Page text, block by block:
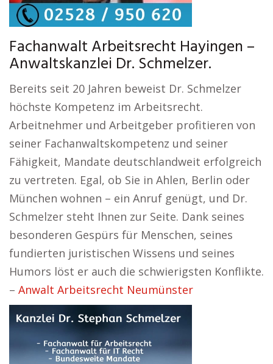
Fachanwalt Arbeitsrecht Hayingen –
Anwaltskanzlei Dr. Schmelzer.
Bereits seit 20 Jahren beweist Dr. Schmelzer
höchste Kompetenz im Arbeitsrecht.
Arbeitnehmer und Arbeitgeber profitieren von
seiner Fachanwaltskompetenz und seiner
Fähigkeit, Mandate deutschlandweit erfolgreich
zu vertreten. Egal, ob Sie in Ahlen, Berlin oder
München wohnen – ein Anruf genügt, und Dr.
Schmelzer steht Ihnen zur Seite. Dank seines
besonderen Gespürs für Menschen, seines
fundierten juristischen Wissens und seines
Humors löst er auch die schwierigsten Konflikte.
– Anwalt Arbeitsrecht Neumünster